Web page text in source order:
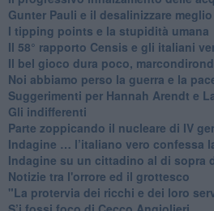
​Gunter Pauli e il desalinizzare
I tipping points e la stupidità umana
​Il 58° rapporto Censis e gli italiani
​Il bel gioco dura poco,
Noi abbiamo perso la guerra e la
Suggerimenti per Hannah Arendt e
​Gli indifferenti
Parte zoppicando il nucleare di IV
​Indagine … l’italiano vero confessa
Indagine su un cittadino al di sopra
Notizie tra l'orrore ed il grottesco
"La protervia dei ricchi e dei loro